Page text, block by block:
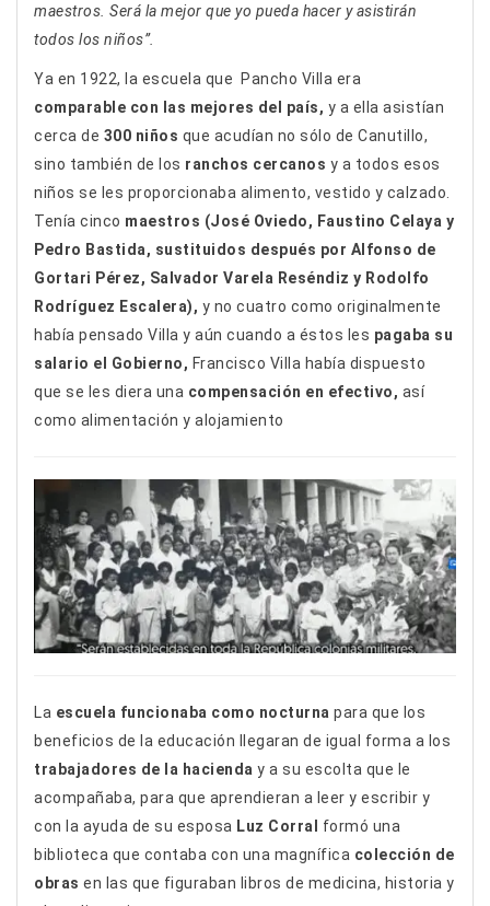
maestros. Será la mejor que yo pueda hacer y asistirán
todos los niños”.
Ya en 1922, la escuela que Pancho Villa era
comparable con las mejores del país, y a ella asistían
cerca de 300 niños que acudían no sólo de Canutillo,
sino también de los ranchos cercanos y a todos esos
niños se les proporcionaba alimento, vestido y calzado.
Tenía cinco maestros (José Oviedo, Faustino Celaya y
Pedro Bastida, sustituidos después por Alfonso de
Gortari Pérez, Salvador Varela Reséndiz y Rodolfo
Rodríguez Escalera), y no cuatro como originalmente
había pensado Villa y aún cuando a éstos les pagaba su
salario el Gobierno, Francisco Villa había dispuesto
que se les diera una compensación en efectivo, así
como alimentación y alojamiento
La escuela funcionaba como nocturna para que los
beneficios de la educación llegaran de igual forma a los
trabajadores de la hacienda y a su escolta que le
acompañaba, para que aprendieran a leer y escribir y
con la ayuda de su esposa Luz Corral formó una
biblioteca que contaba con una magnífica colección de
obras en las que figuraban libros de medicina, historia y